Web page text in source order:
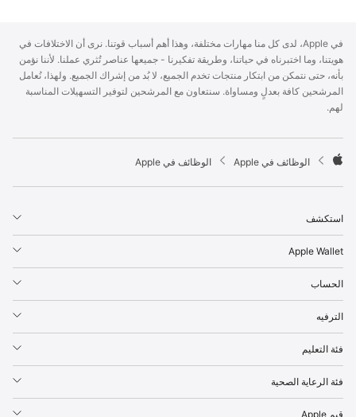
p
p
l
e
F
o
t
r
في Apple، لدى كل منا مهارات مختلفة، وهذا أهم أسباب قوتنا. نرى أن الاختلافات في
هويتنا، وما اختبرناه في حياتنا، وطريقة تفكيرنا - جميعها عناصر تُثري عملنا. لأننا نؤمن
بأنه، حتى نتمكن من ابتكار منتجات تخدم الجميع، لا بُد من إشراك الجميع. ولهذا، نُعامل
المرشحين كافة بعدلٍ ومساواة. سنتعاون مع المرشحين لتوفير التسهيلات المناسبة
لهم.

p
l
e
الوظائف في Apple الوظائف في Apple
استكشف
Apple Wallet
الحساب
الترفيه
فئة التعليم
فئة الرعاية الصحية
قيم Apple